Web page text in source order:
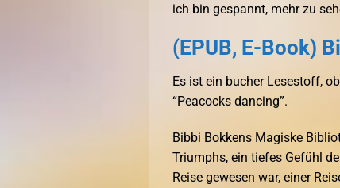
ich bin gespannt, mehr zu
(EPUB, E-Book)
Es ist ein bucher Lesestoff,
“Peacocks dancing”.
Bibbi Bokkens Magiske
Triumphs, ein tiefes Gefühl
Reise gewesen war, einer